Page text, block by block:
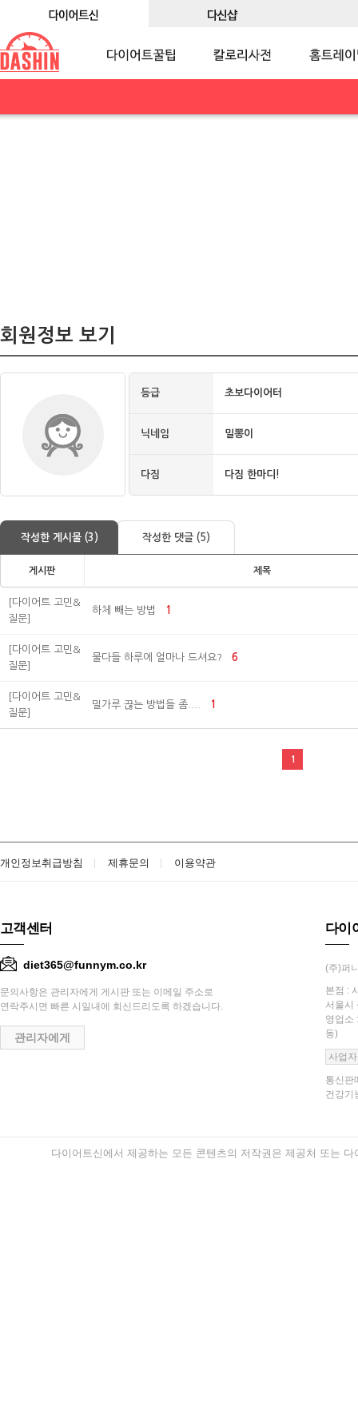
회원정보 보기
등급 초보다이어터
닉네임 밀뽕이
다짐 다짐 한마디!
작성한 게시물 (3) 작성한 댓글 (5)
게시판 제목
[다이어트 고민&
질문]
하체 빼는 방법 1
[다이어트 고민&
질문]
물다들 하루에 얼마나 드셔요? 6
[다이어트 고민&
질문]
밀가루 끊는 방법들 좀.... 1
1
개인정보취급방침 제휴문의 이용약관
고객센터
diet365@funnym.co.kr
문의사항은 관리자에게 게시판 또는 이메일 주소로
연락주시면 빠른 시일내에 회신드리도록 하겠습니다.
관리자에게
다이
(주)퍼
본점 :
서울시
영업소
동)
사업
통신판
건강기
다이어트신에서 제공하는 모든 콘텐츠의 저작권은 제공처 또는